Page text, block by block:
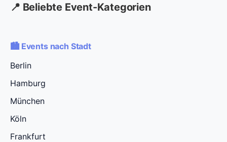
📍 Beliebte Event-Kategorien
🏙️ Events nach Stadt
Berlin
Hamburg
München
Köln
Frankfurt